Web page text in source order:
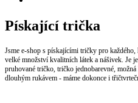
Pískající trička
Jsme e-shop s pískajícími tričky pro
velké množství kvalitních látek a nášivek. Je
pruhované tričko, tričko jednobarevné,
dlouhým rukávem - máme dokonce i